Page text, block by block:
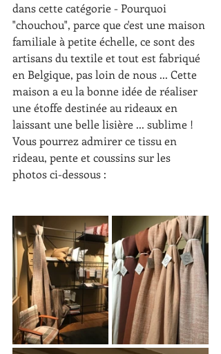
dans cette catégorie - Pourquoi
"chouchou", parce que c'est une maison
familiale à petite échelle, ce sont des
artisans du textile et tout est fabriqué
en Belgique, pas loin de nous ... Cette
maison a eu la bonne idée de réaliser
une étoffe destinée au rideaux en
laissant une belle lisière ... sublime !
Vous pourrez admirer ce tissu en
rideau, pente et coussins sur les
photos ci-dessous :